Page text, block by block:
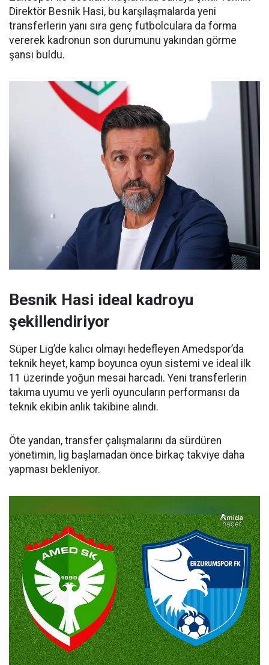
Direktör Besnik Hasi, bu karşılaşmalarda yeni
transferlerin yanı sıra genç futbolculara da forma
vererek kadronun son durumunu yakından görme
şansı buldu.
Besnik Hasi ideal kadroyu
şekillendiriyor
Süper Lig’de kalıcı olmayı hedefleyen Amedspor’da
teknik heyet, kamp boyunca oyun sistemi ve ideal ilk
11 üzerinde yoğun mesai harcadı. Yeni transferlerin
takıma uyumu ve yerli oyuncuların performansı da
teknik ekibin anlık takibine alındı.
Öte yandan, transfer çalışmalarını da sürdüren
yönetimin, lig başlamadan önce birkaç takviye daha
yapması bekleniyor.